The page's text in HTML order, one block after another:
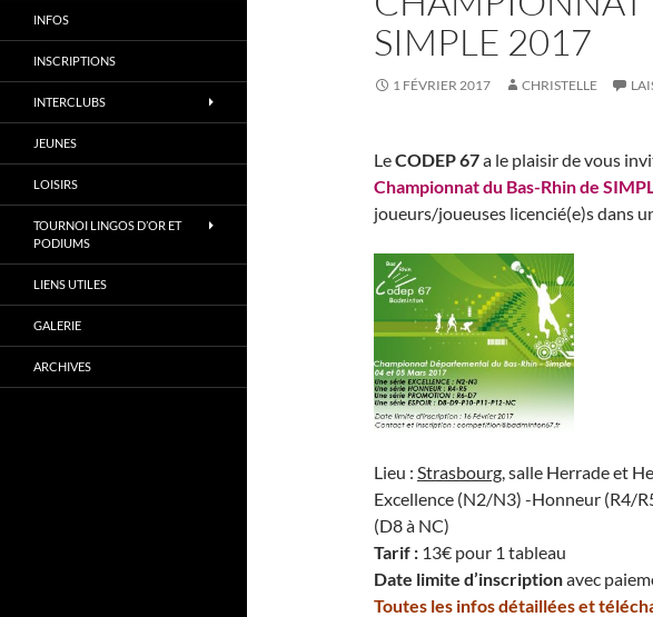
SIMPLE 2017
1 FÉVRIER 2017 CHRISTELLE
LeCODEP 67a le plaisir de vous
Championnat du Bas-Rhin de
joueurs/joueuses licencié(e)s dans
Lieu : Strasbourg , salle Herrade et
Excellence (N2/N3) -Honneur (R4/
(D8 à NC)
Tarif : 13€ pour 1 tableau
Date limite d’inscriptionavec
Toutes les infos détaillées et
INFOS
INSCRIPTIONS
INTERCLUBS
JEUNES
LOISIRS
TOURNOI LINGOS D’OR ET
PODIUMS
LIENS UTILES
GALERIE
ARCHIVES